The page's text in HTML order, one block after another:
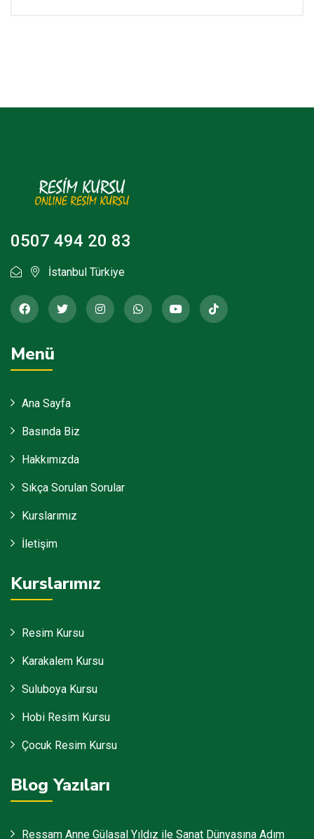
0507 494 20 83
İstanbul Türkiye
Menü
Ana Sayfa
Basında Biz
Hakkımızda
Sıkça Sorulan Sorular
Kurslarımız
İletişim
Kurslarımız
Resim Kursu
Karakalem Kursu
Suluboya Kursu
Hobi Resim Kursu
Çocuk Resim Kursu
Blog Yazıları
Ressam Anne Gülasal Yıldız ile Sanat Dünyasına Adım